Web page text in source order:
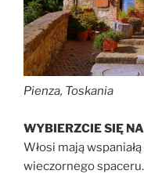
Pienza, Toskania
WYBIERZCIE SIĘ
Włosi mają
wieczornego